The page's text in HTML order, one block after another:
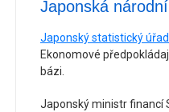
Japonská
Japonský statistický úřad
Ekonomové
bázi.
Japonský ministr financí